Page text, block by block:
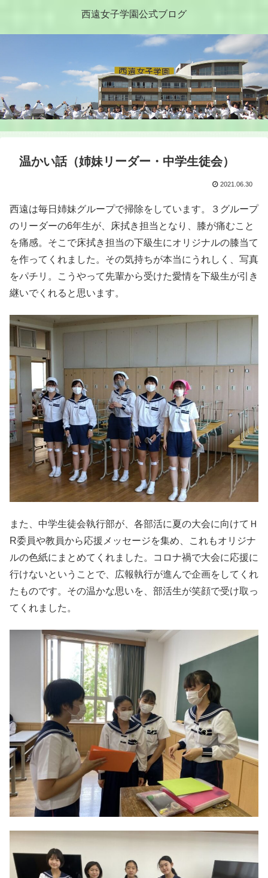
西遠女子学園公式ブログ
温かい話（姉妹リーダー・中学生徒会）
2021.06.30
西遠は毎日姉妹グループで掃除をしています。３グループ
のリーダーの6年生が、床拭き担当となり、膝が痛むこと
を痛感。そこで床拭き担当の下級生にオリジナルの膝当て
を作ってくれました。その気持ちが本当にうれしく、写真
をパチリ。こうやって先輩から受けた愛情を下級生が引き
継いでくれると思います。
また、中学生徒会執行部が、各部活に夏の大会に向けてＨ
R委員や教員から応援メッセージを集め、これもオリジナ
ルの色紙にまとめてくれました。コロナ禍で大会に応援に
行けないということで、広報執行が進んで企画をしてくれ
たものです。その温かな思いを、部活生が笑顔で受け取っ
てくれました。